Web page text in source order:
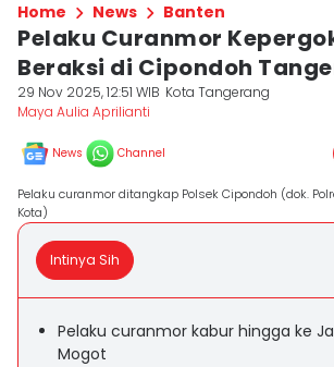
Home News Banten
Pelaku Curanmor
Beraksi di Cipondoh
29 Nov 2025, 12:51 WIB Kota Tangerang
Maya Aulia Aprilianti
News Channel
Pelaku curanmor ditangkap Polsek Cipondoh (dok.
Kota)
Intinya Sih
Pelaku curanmor kabur hingga ke
Mogot